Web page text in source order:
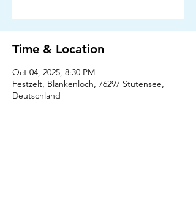
Time & Location
Oct 04, 2025, 8:30 PM
Festzelt, Blankenloch, 76297 Stutensee,
Deutschland